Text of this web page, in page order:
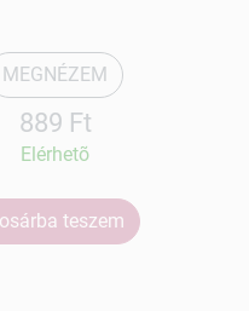
MEGNÉZEM
889 Ft
Elérhetõ
teszem